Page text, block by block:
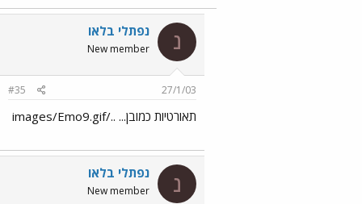
נ נפתלי בלאו
New member
27/1/03
#35
תאורטיות כמובן... ../images/Emo9.gif
נ נפתלי בלאו
New member